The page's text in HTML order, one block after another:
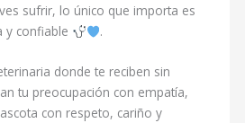
sufrir, lo único que importa es
y confiable
.
donde te reciben sin
tu preocupación con empatía,
con respeto, cariño y